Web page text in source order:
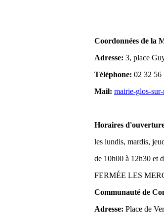
Coordonnées de la
Adresse: 3, place
Téléphone: 02 32 56
Mail: mairie-glos-
Horaires
les lundis, mardis,
de 10h00 à 12h30 et
FERMÉE LES
Communauté de
Adresse: Place de